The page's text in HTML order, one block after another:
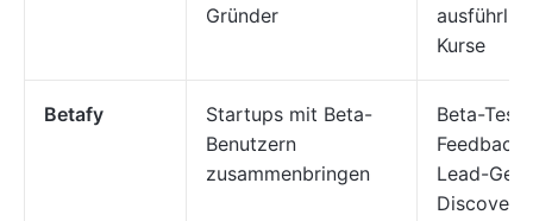
Gründer
Kurse
Betafy
Startups mit Beta-
Benutzern
zusammenbringen
Beta-
Lead-